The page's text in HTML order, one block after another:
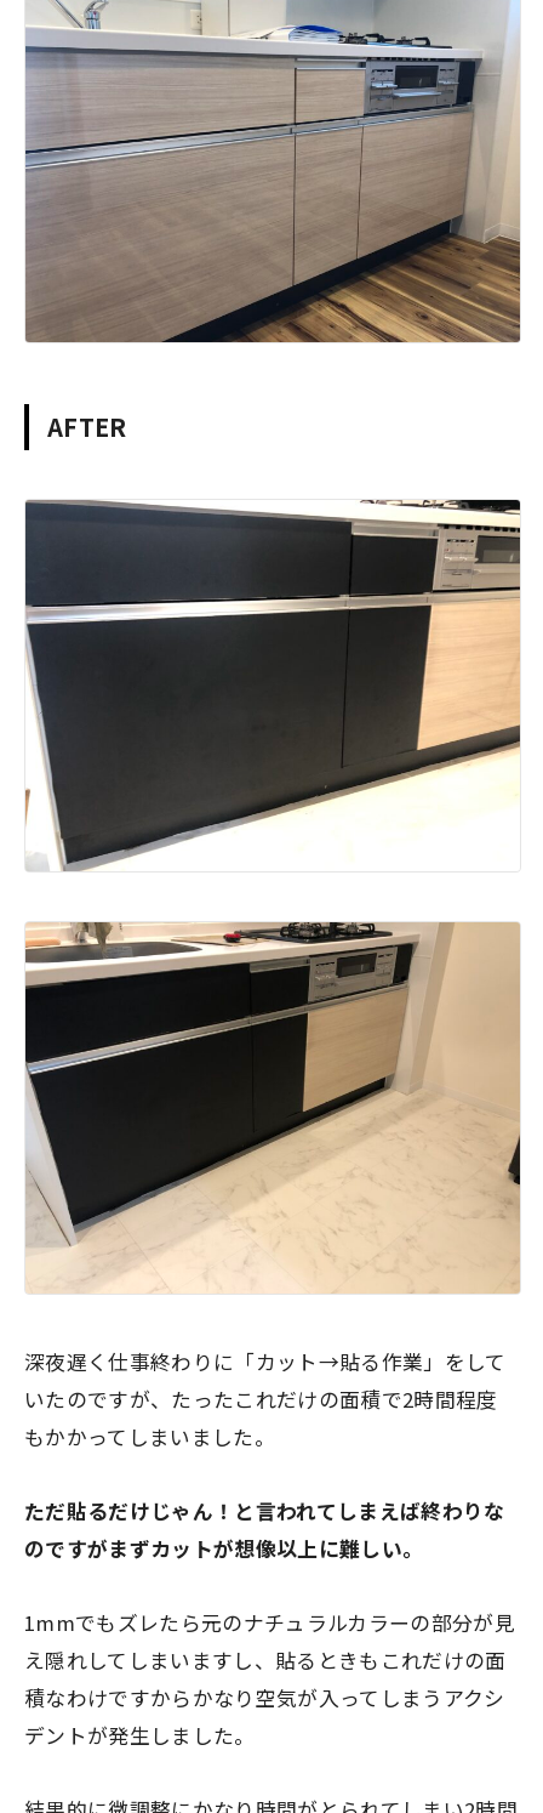
AFTER
深夜遅く仕事終わりに「カット→貼る作業」をして
いたのですが、たったこれだけの面積で2時間程度
もかかってしまいました。
ただ貼るだけじゃん！と言われてしまえば終わりな
のですがまずカットが想像以上に難しい。
1mmでもズレたら元のナチュラルカラーの部分が見
え隠れしてしまいますし、貼るときもこれだけの面
積なわけですからかなり空気が入ってしまうアクシ
デントが発生しました。